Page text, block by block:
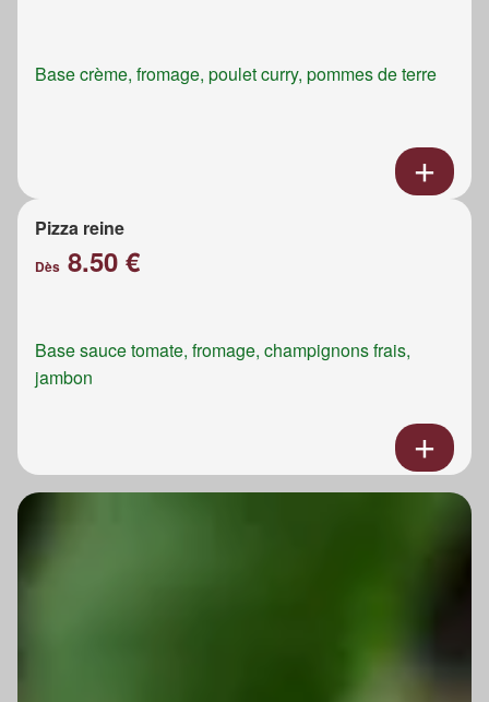
Base crème, fromage, poulet curry, pommes de terre
Pizza reine
Dès 8.50 €
Base sauce tomate, fromage, champignons frais,
jambon